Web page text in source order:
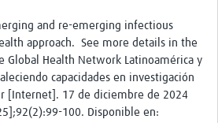
and re-emerging infectious
approach. See more details in the
Global Health Network Latinoamérica y
capacidades en investigación
[Internet]. 17 de diciembre de 2024
100. Disponible en: